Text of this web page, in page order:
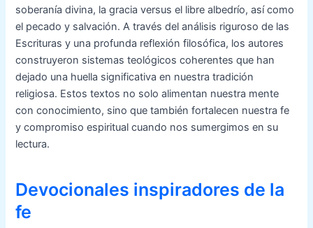
soberanía divina, la gracia versus el libre albedrío, así como
el pecado y salvación. A través del análisis riguroso de las
Escrituras y una profunda reflexión filosófica, los autores
construyeron sistemas teológicos coherentes que han
dejado una huella significativa en nuestra tradición
religiosa. Estos textos no solo alimentan nuestra mente
con conocimiento, sino que también fortalecen nuestra fe
y compromiso espiritual cuando nos sumergimos en su
lectura.
Devocionales inspiradores de la
fe